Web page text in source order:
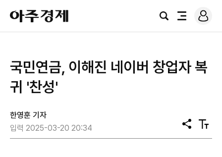
아
주
경
검
전
로
그
국민연금, 이해진 네이버 창업자 복
귀 '찬성'
한영훈 기자
입력 2025-03-20 20:34
공
유
텍
스